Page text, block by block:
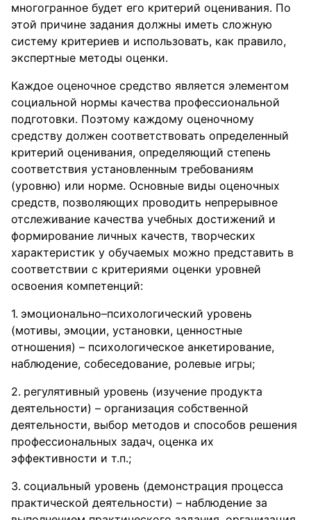
многогранное будет его критерий оценивания. По
этой причине задания должны иметь сложную
систему критериев и использовать, как правило,
экспертные методы оценки.
Каждое оценочное средство является элементом
социальной нормы качества профессиональной
подготовки. Поэтому каждому оценочному
средству должен соответствовать определенный
критерий оценивания, определяющий степень
соответствия установленным требованиям
(уровню) или норме. Основные виды оценочных
средств, позволяющих проводить непрерывное
отслеживание качества учебных достижений и
формирование личных качеств, творческих
характеристик у обучаемых можно представить в
соответствии с критериями оценки уровней
освоения компетенций:
эмоционально–психологический уровень
(мотивы, эмоции, установки, ценностные
отношения) – психологическое анкетирование,
наблюдение, собеседование, ролевые игры;
регулятивный уровень (изучение продукта
деятельности) – организация собственной
деятельности, выбор методов и способов решения
профессиональных задач, оценка их
эффективности и т.п.;
социальный уровень (демонстрация процесса
практической деятельности) – наблюдение за